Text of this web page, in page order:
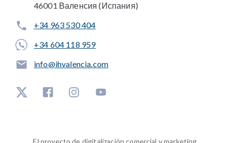
46001 Валенсия (Испания)
+34 963 530 404
+34 604 118 959
info@ihvalencia.com
El proyecto de digitalización comercial y marketing